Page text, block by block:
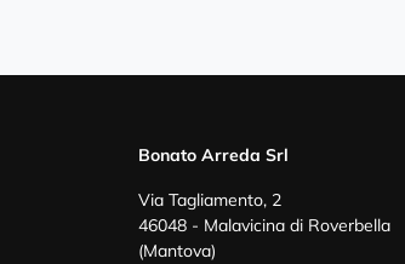
Bonato Arreda Srl
Via Tagliamento, 2
46048 - Malavicina di Roverbella
(Mantova)